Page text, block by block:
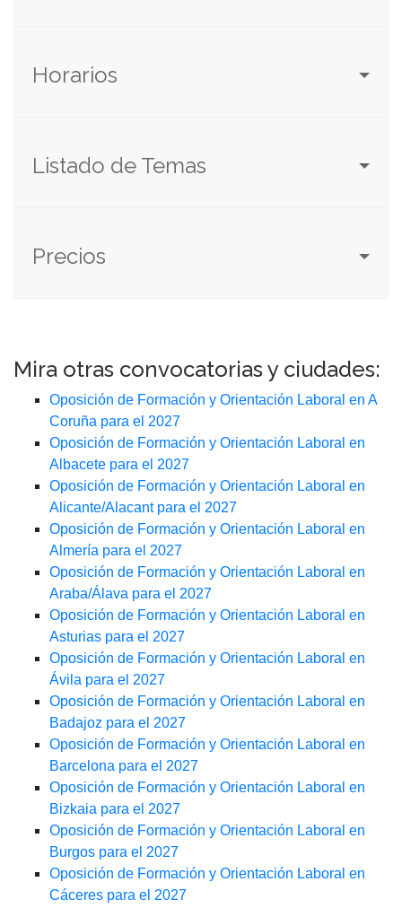
Horarios
Listado de Temas
Precios
Mira otras convocatorias y ciudades:
Oposición de Formación y Orientación Laboral en A
Coruña para el 2027
Oposición de Formación y Orientación Laboral en
Albacete para el 2027
Oposición de Formación y Orientación Laboral en
Alicante/Alacant para el 2027
Oposición de Formación y Orientación Laboral en
Almería para el 2027
Oposición de Formación y Orientación Laboral en
Araba/Álava para el 2027
Oposición de Formación y Orientación Laboral en
Asturias para el 2027
Oposición de Formación y Orientación Laboral en
Ávila para el 2027
Oposición de Formación y Orientación Laboral en
Badajoz para el 2027
Oposición de Formación y Orientación Laboral en
Barcelona para el 2027
Oposición de Formación y Orientación Laboral en
Bizkaia para el 2027
Oposición de Formación y Orientación Laboral en
Burgos para el 2027
Oposición de Formación y Orientación Laboral en
Cáceres para el 2027